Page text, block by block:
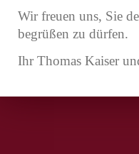
Wir freuen uns, Sie
begrüßen zu dürfen.
Ihr Thomas Kaiser